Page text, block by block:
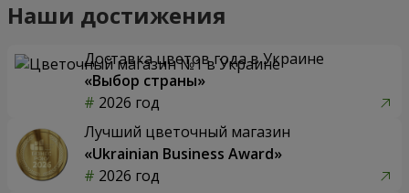
Наши достижения
Доставка цветов года в Украине
«Выбор страны»
2026 год
Лучший цветочный магазин
«Ukrainian Business Award»
2026 год